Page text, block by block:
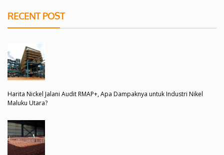
RECENT POST
Harita Nickel Jalani Audit RMAP+, Apa Dampaknya untuk Industri Nikel
Maluku Utara?